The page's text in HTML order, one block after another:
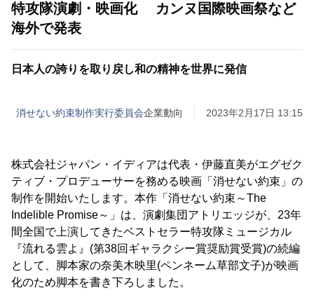
特攻隊演劇・映画化 カンヌ国際映画祭など
海外で発表
日本人の誇りを取り戻し和の精神を世界に発信
消せない約束制作実行委員会企業動向 2023年2月17日 13:15
株式会社ジャパン・イディアは代表・伊藤直美がエグゼク
ティブ・プロデューサーを務める映画「消せない約束」の
制作を開始いたします。本作「消せない約束～The
Indelible Promise～」は、演劇集団アトリエッジが、23年
間全国で上演してきたベストセラー特攻隊ミュージカル
『流れる雲よ』(第38回ギャラクシー賞奨励賞受賞)の続編
として、脚本家の奈美木映里(ペンネーム草部文子)が映画
化のため脚本を書き下ろしました。